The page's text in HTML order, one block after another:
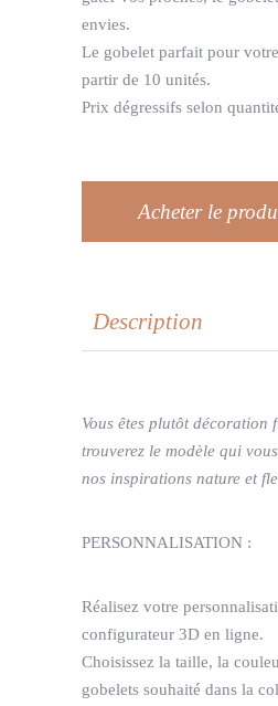
envies.
Le gobelet parfait pour
partir de 10 unités.
Prix dégressifs selon
Acheter le
Description
Vous êtes plutôt décoration
trouverez le modèle qui
nos inspirations nature et
PERSONNALISATION :
Réalisez votre
configurateur 3D en ligne.
Choisissez la taille, la
gobelets souhaité dans la